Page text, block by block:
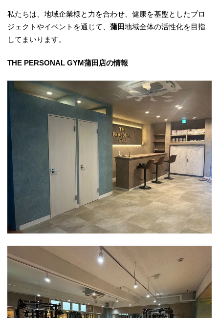
私たちは、地域企業様と力を合わせ、健康を基盤としたプロ
ジェクトやイベントを通じて、 蒲田地域全体の活性化を目指
してまいります。
THE PERSONAL GYM蒲田店の情報